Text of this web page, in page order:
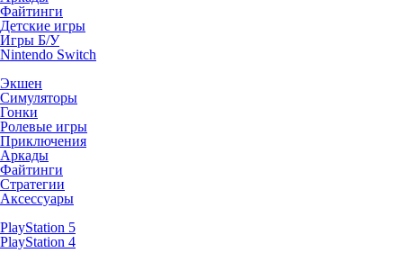
Файтинги
Детские игры
Игры Б/У
Nintendo Switch
Экшен
Симуляторы
Гонки
Ролевые игры
Приключения
Аркады
Файтинги
Стратегии
Аксессуары
PlayStation 5
PlayStation 4